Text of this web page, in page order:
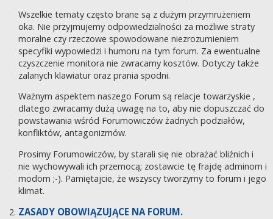
Wszelkie tematy często brane są z dużym przymrużeniem
oka. Nie przyjmujemy odpowiedzialności za możliwe straty
moralne czy rzeczowe spowodowane niezrozumieniem
specyfiki wypowiedzi i humoru na tym forum. Za ewentualne
czyszczenie monitora nie zwracamy kosztów. Dotyczy także
zalanych klawiatur oraz prania spodni.
Ważnym aspektem naszego Forum są relacje towarzyskie ,
dlatego zwracamy dużą uwagę na to, aby nie dopuszczać do
powstawania wśród Forumowiczów żadnych podziałów,
konfliktów, antagonizmów.
Prosimy Forumowiczów, by starali się nie obrażać bliźnich i
nie wychowywali ich przemocą; zostawcie tę frajdę adminom i
modom ;-). Pamiętajcie, że wszyscy tworzymy to forum i jego
klimat.
ZASADY OBOWIĄZUJĄCE NA FORUM.